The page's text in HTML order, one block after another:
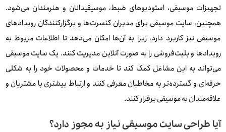
تجهیزات موسیقی، استودیوهای ضبط، موسیقیدانان و هنرمندان می‌شود.
همچنین، سایت موسیقی برای مدیران کنسرت‌ها و برگزارکنندگان رویدادهای
موسیقی نیز کاربرد دارد، زیرا به آن‌ها امکان می‌دهد تا اطلاعات مربوط به
رویدادها و بلیت‌فروشی را به صورت آنلاین مدیریت کنند. یک سایت موسیقی
می‌تواند به این مشاغل کمک کند تا خدمات و محصولات خود را به شکلی
حرفه‌ای و گسترده‌تر به مخاطبان معرفی کنند و ارتباط بیشتری با مشتریان و
علاقه‌مندان به موسیقی برقرار کنند.
آیا طراحی سایت موسیقی نیاز به مجوز دارد؟